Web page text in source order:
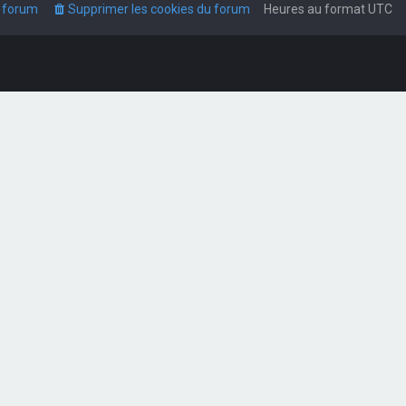
Heures au formatUTC
Supprimer les cookies du forum
forum